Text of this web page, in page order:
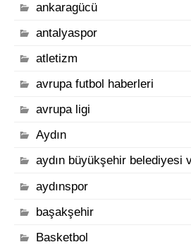
ankaragücü
antalyaspor
atletizm
avrupa futbol haberleri
avrupa ligi
Aydın
aydın büyükşehir belediyesi
aydınspor
başakşehir
Basketbol